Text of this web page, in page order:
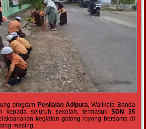
program Penilaian Adipura, Walikota Banda
kepada seluruh sekolah, termasuk SDN 35
kegiatan gotong royong bersama di
masing.